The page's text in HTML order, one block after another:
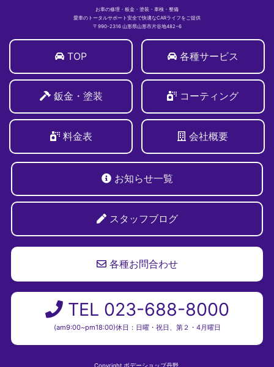
お車の修理・板金・塗装・車検・整備
愛車のトータルサポート安全で快適なCARライフをご提供
〒990-2316 山形県山形市片谷地482−6
TOP 各種サービス
鈑金・塗装 コーティング
料金表 会社概要
お知らせ一覧
スタッフブログ
各種お問合わせ
TEL 023-688-8000
(am9:00~pm18:00)休日：日曜・祝日、第２・4月曜日
Copyright ボデーショップ丹野.